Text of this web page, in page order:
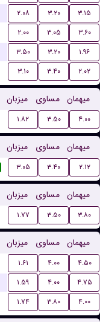
۲.۰۸ ۳.۲۰
۳.۱۵
۲.۰۰ ۳.۰۵
۳.۶۰
۳.۵۰ ۳.۲۰
۱.۹۶
۳.۱۰ ۳.۴۰ ۲.۰۲
میزبان مساوی میهمان
۱.۸۲ ۳.۵۰ ۴.۰۰
میزبان مساوی میهمان
۳.۰۵ ۳.۴۰ ۲.۱۲
میزبان مساوی میهمان
۱.۷۷ ۳.۵۰ ۳.۸۰
میزبان مساوی میهمان
۱.۶۱ ۴.۰۰
۴.۵۰
۱.۵۹ ۴.۰۰
۴.۷۵
۱.۷۴ ۳.۸۰ ۴.۰۰